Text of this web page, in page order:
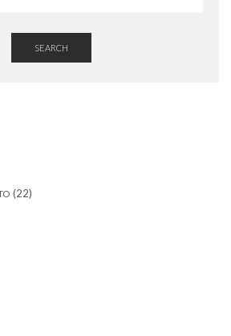
SEARCH
(22)